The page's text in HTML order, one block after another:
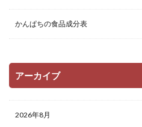
かんぱちの食品成分表
アーカイブ
2026年8月